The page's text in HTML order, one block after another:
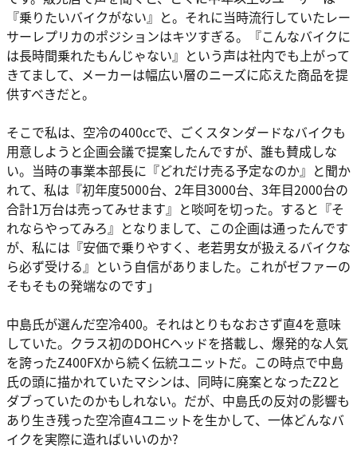
『乗りたいバイクがない』と。それに当時流行していたレー
サーレプリカのポジションはキツすぎる。『こんなバイクに
は長時間乗れたもんじゃない』という声は社内でも上がって
きてまして、メーカーは幅広い層のニーズに応えた商品を提
供すべきだと。
そこで私は、空冷の400ccで、ごくスタンダードなバイクも
用意しようと企画会議で提案したんですが、誰も賛成しな
い。当時の事業本部長に『どれだけ売る予定なのか』と聞か
れて、私は『初年度5000台、2年目3000台、3年目2000台の
合計1万台は売ってみせます』と啖呵を切った。すると『そ
れならやってみろ』となりまして、この企画は通ったんです
が、私には『安価で乗りやすく、老若男女が扱えるバイクな
ら必ず受ける』という自信がありました。これがゼファーの
そもそもの発端なのです」
中島氏が選んだ空冷400。それはとりもなおさず直4を意味
していた。クラス初のDOHCヘッドを搭載し、爆発的な人気
を誇ったZ400FXから続く伝統ユニットだ。この時点で中島
氏の頭に描かれていたマシンは、同時に廃案となったZ2と
ダブっていたのかもしれない。だが、中島氏の反対の影響も
あり生き残った空冷直4ユニットを生かして、一体どんなバ
イクを実際に造ればいいのか?